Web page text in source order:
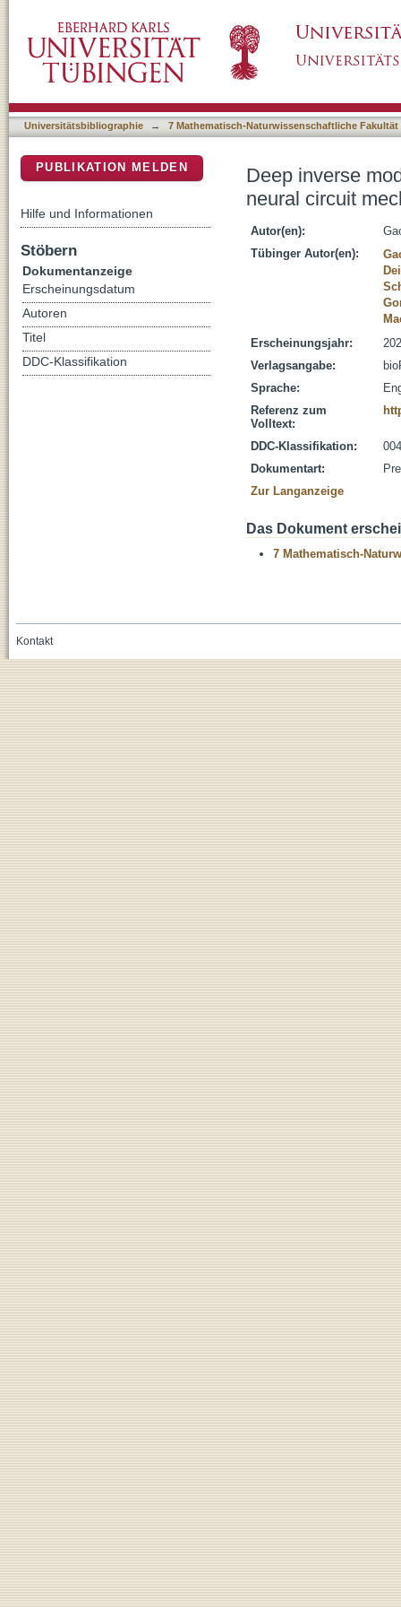
Universitätsbibliographie → 7 Mathematisch-Naturwissenschaftliche Fakultät
Deep inverse
neural circuit
Autor(en):
Tübinger Autor(en):
Erscheinungsjahr:
Verlagsangabe:
Sprache:
Referenz zum
Volltext:
DDC-Klassifikation:
Dokumentart:
Zur Langanzeige
Das Dokument
7 Mathematisch-
PUBLIKATION MELDEN
Hilfe und Informationen
Stöbern
Dokumentanzeige
Erscheinungsdatum
Autoren
Titel
DDC-Klassifikation
Kontakt